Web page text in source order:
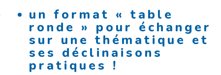
un format « table
ronde » pour échanger
sur une thématique et
ses déclinaisons
pratiques !